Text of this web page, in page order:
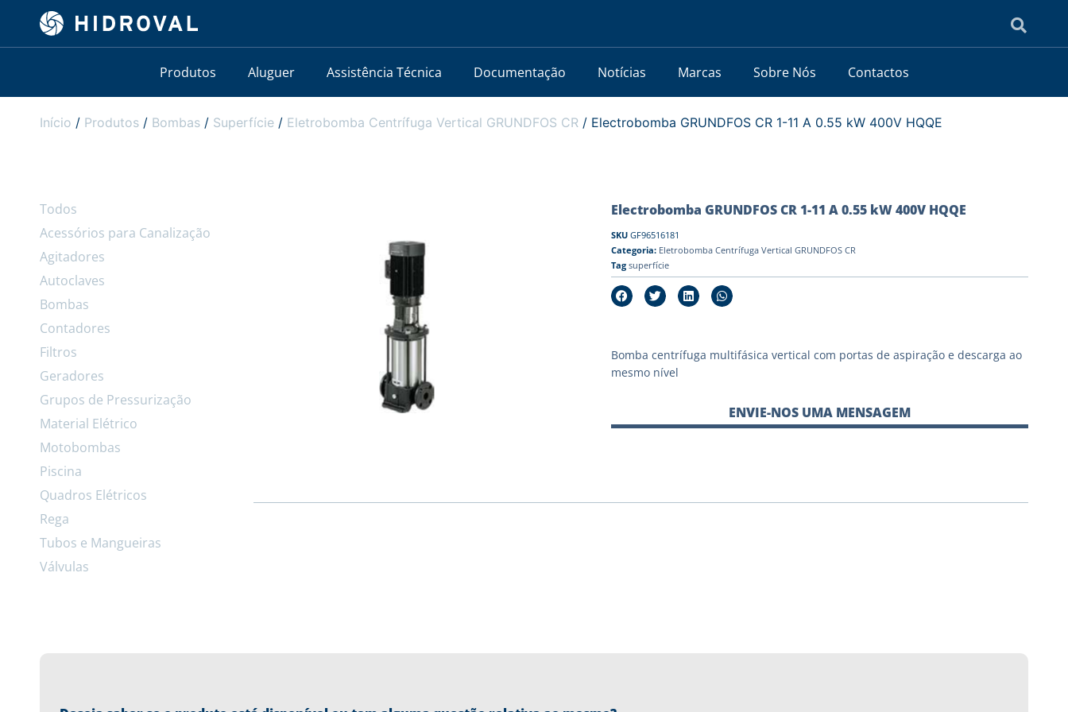
Produtos Aluguer Assistência Técnica Documentação Notícias Marcas Sobre Nós Contactos
Início / Produtos / Bombas / Superfície / Eletrobomba Centrífuga Vertical GRUNDFOS CR / Electrobomba GRUNDFOS CR 1-11 A 0.55 kW 400V HQQE
Todos
Acessórios para Canalização
Agitadores
Autoclaves
Bombas
Contadores
Filtros
Geradores
Grupos de Pressurização
Material Elétrico
Motobombas
Piscina
Quadros Elétricos
Rega
Tubos e Mangueiras
Válvulas
Electrobomba GRUNDFOS CR 1-11 A 0.55 kW 400V HQQE
SKU GF96516181
Categoria: Eletrobomba Centrífuga Vertical GRUNDFOS CR
Tag superfície
Bomba centrífuga multifásica vertical com portas de aspiração e descarga ao
mesmo nível
ENVIE-NOS UMA MENSAGEM